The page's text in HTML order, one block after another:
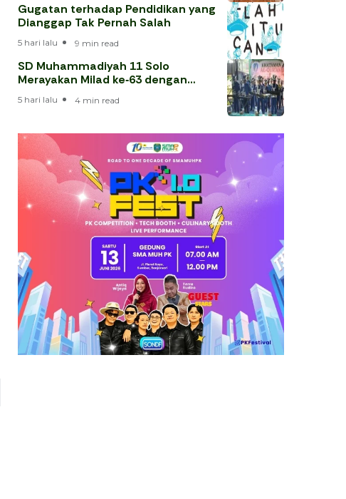
Gugatan terhadap Pendidikan yang
Dianggap Tak Pernah Salah
5 hari lalu 9 min read
SD Muhammadiyah 11 Solo
Merayakan Milad ke‑63 dengan
5 hari lalu 4 min read